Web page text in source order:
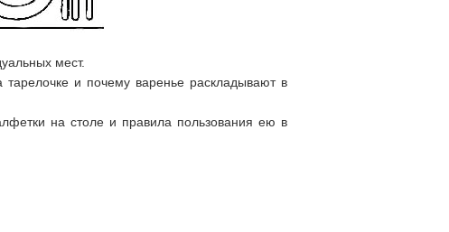
мест.
и почему варенье раскладывают в
на столе и правила пользования ею в